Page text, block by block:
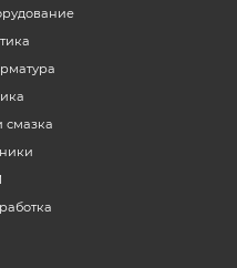
смазка